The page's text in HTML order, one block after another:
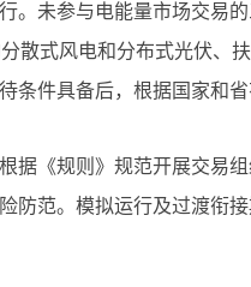
。未参与电能量市场交易
散式风电和分布式光伏、
条件具备后，根据国家和省
据《规则》规范开展交易
防范。模拟运行及过渡衔